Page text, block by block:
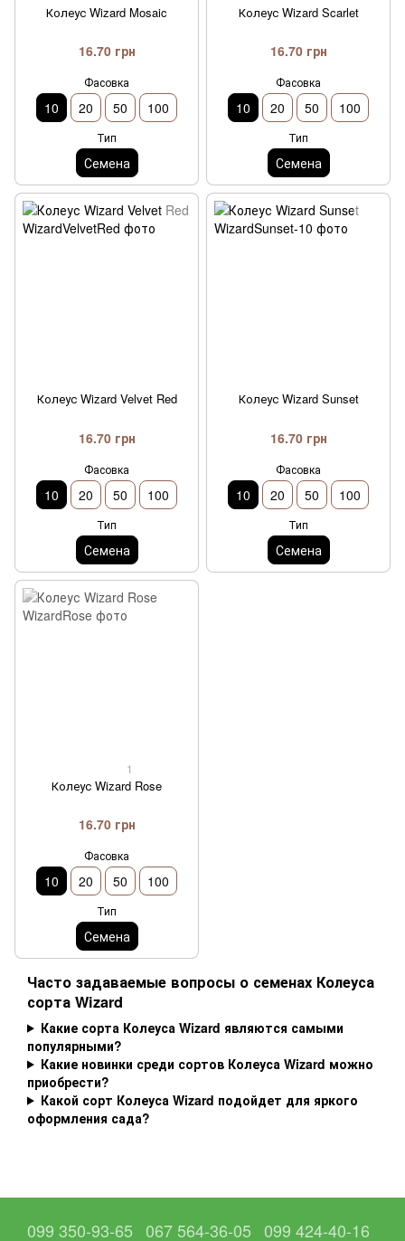
Колеус Wizard Mosaic
16.70 грн
Фасовка
10 20 50 100
Тип
Семена
Колеус Wizard Scarlet
16.70 грн
Фасовка
10 20 50 100
Тип
Семена
Колеус Wizard Velvet Red
16.70 грн
Фасовка
10 20 50 100
Тип
Семена
Колеус Wizard Sunset
16.70 грн
Фасовка
10 20 50 100
Тип
Семена
1
Колеус Wizard Rose
16.70 грн
Фасовка
10 20 50 100
Тип
Семена
Часто задаваемые вопросы о семенах Колеуса
сорта Wizard
Какие сорта Колеуса Wizard являются самыми
популярными?
Какие новинки среди сортов Колеуса Wizard можно
приобрести?
Какой сорт Колеуса Wizard подойдет для яркого
оформления сада?
099 350-93-65 067 564-36-05 099 424-40-16